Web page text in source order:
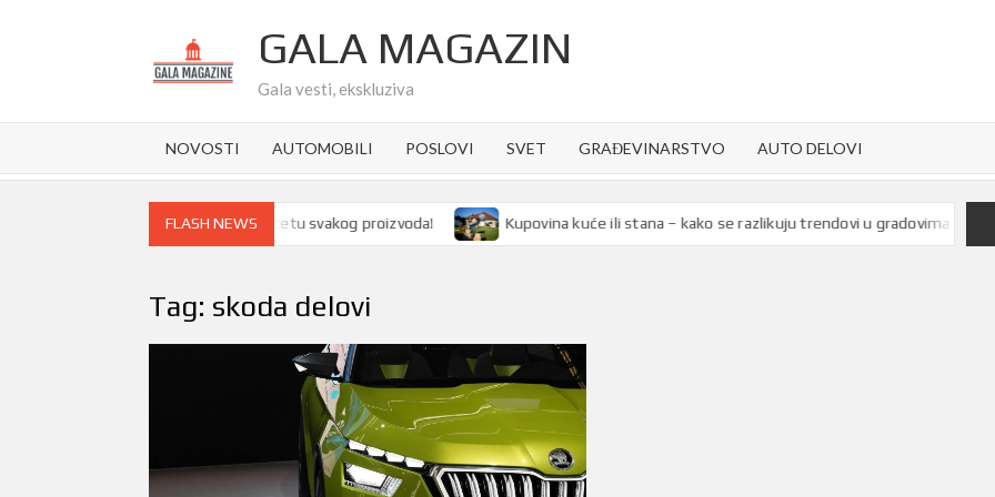
GALA MAGAZIN
Gala vesti, ekskluziva
NOVOSTI AUTOMOBILI POSLOVI SVET GRAĐEVINARSTVO AUTO DELOVI
FLASH NEWS
ambalaže pravi razliku u kvalitetu svakog proizvoda! Kupovina kuće ili stana – kako se razlikuju trendovi u gradovima Srbije
Tag: skoda delovi